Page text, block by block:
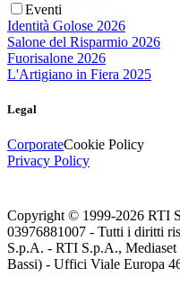
Eventi
Identità Golose 2026
Salone del Risparmio 2026
Fuorisalone 2026
L'Artigiano in Fiera 2025
Legal
CorporateCookie Policy
Privacy Policy
Copyright © 1999-2026 RTI
03976881007 - Tutti i diritti
S.p.A. - RTI S.p.A., Mediaset
Bassi) - Uffici Viale Europa